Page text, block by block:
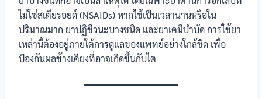
ไม่ใช่สเตียรอยด์ (NSAIDs) หากใช้เป็นเวลานานหรือใน
ปริมาณมาก ยาปฏิชีวนะบางชนิด และยาเคมีบำบัด การใช้ยา
เหล่านี้ต้องอยู่ภายใต้การดูแลของแพทย์อย่างใกล้ชิด เพื่อ
ป้องกันผลข้างเคียงที่อาจเกิดขึ้นกับไต